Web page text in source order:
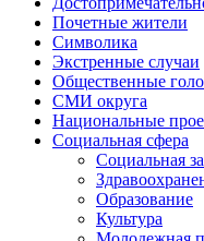
Почетные жители
Символика
Экстренные случаи
Общественные
СМИ округа
Национальные
Социальная сфера
Социальная
Образование
Культура